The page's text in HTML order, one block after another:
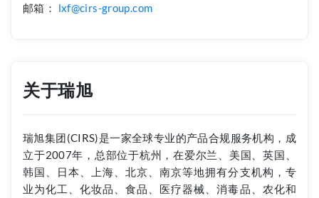
邮箱： lxf@cirs-group.com
关于瑞旭
瑞旭集团(CIRS)是一家全球专业的产品合规服务机构，成
立于2007年，总部位于杭州，在爱尔兰、美国、英国、
韩国、日本、上海、北京、南京等地拥有分支机构，专
业为化工、化妆品、食品、医疗器械、消毒品、农化和